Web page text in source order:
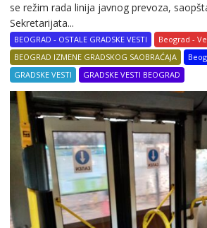
se režim rada linija javnog prevoza,
Sekretarijata...
BEOGRAD - OSTALE GRADSKE VESTI
Beograd -
BEOGRAD IZMENE GRADSKOG SAOBRAĆAJA
GRADSKE VESTI
GRADSKE VESTI BEOGRAD